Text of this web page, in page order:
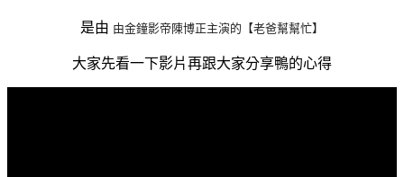
是由 由金鐘影帝陳博正主演的【老爸幫幫忙】
大家先看一下影片再跟大家分享鴨的心得